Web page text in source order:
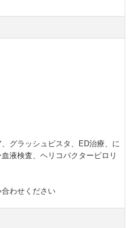
、グラッシュビスタ、ED治療、に
液検査、ヘリコバクターピロリ
わせください